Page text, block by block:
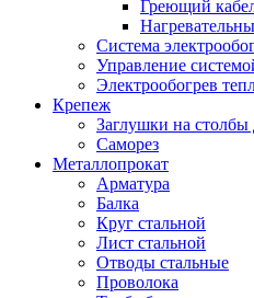
Греющий
Система
Управление
Электрообогрев
Крепеж
Заглушки на столбы
Саморез
Металлопрокат
Арматура
Балка
Круг стальной
Лист стальной
Отводы стальные
Проволока